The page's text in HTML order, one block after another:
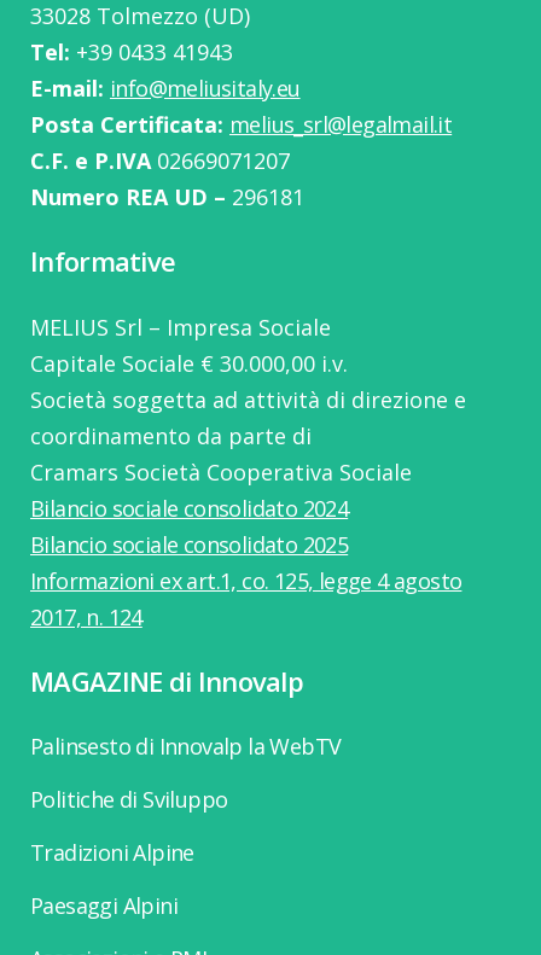
33028 Tolmezzo (UD)
Tel: ‭+39 0433 41943
E-mail: info@meliusitaly.eu
Posta Certificata: melius_srl@legalmail.it
C.F. e P.IVA02669071207
Numero REA UD – 296181
Informative
MELIUS Srl – Impresa Sociale
Capitale Sociale € 30.000,00 i.v.
Società soggetta ad attività di direzione e
coordinamento da parte di
Cramars Società Cooperativa Sociale
Bilancio sociale consolidato 2024
Bilancio sociale consolidato 2025
Informazioni ex art.1, co. 125, legge 4 agosto
2017, n. 124
MAGAZINE di Innovalp
Palinsesto di Innovalp la WebTV
Politiche di Sviluppo
Tradizioni Alpine
Paesaggi Alpini